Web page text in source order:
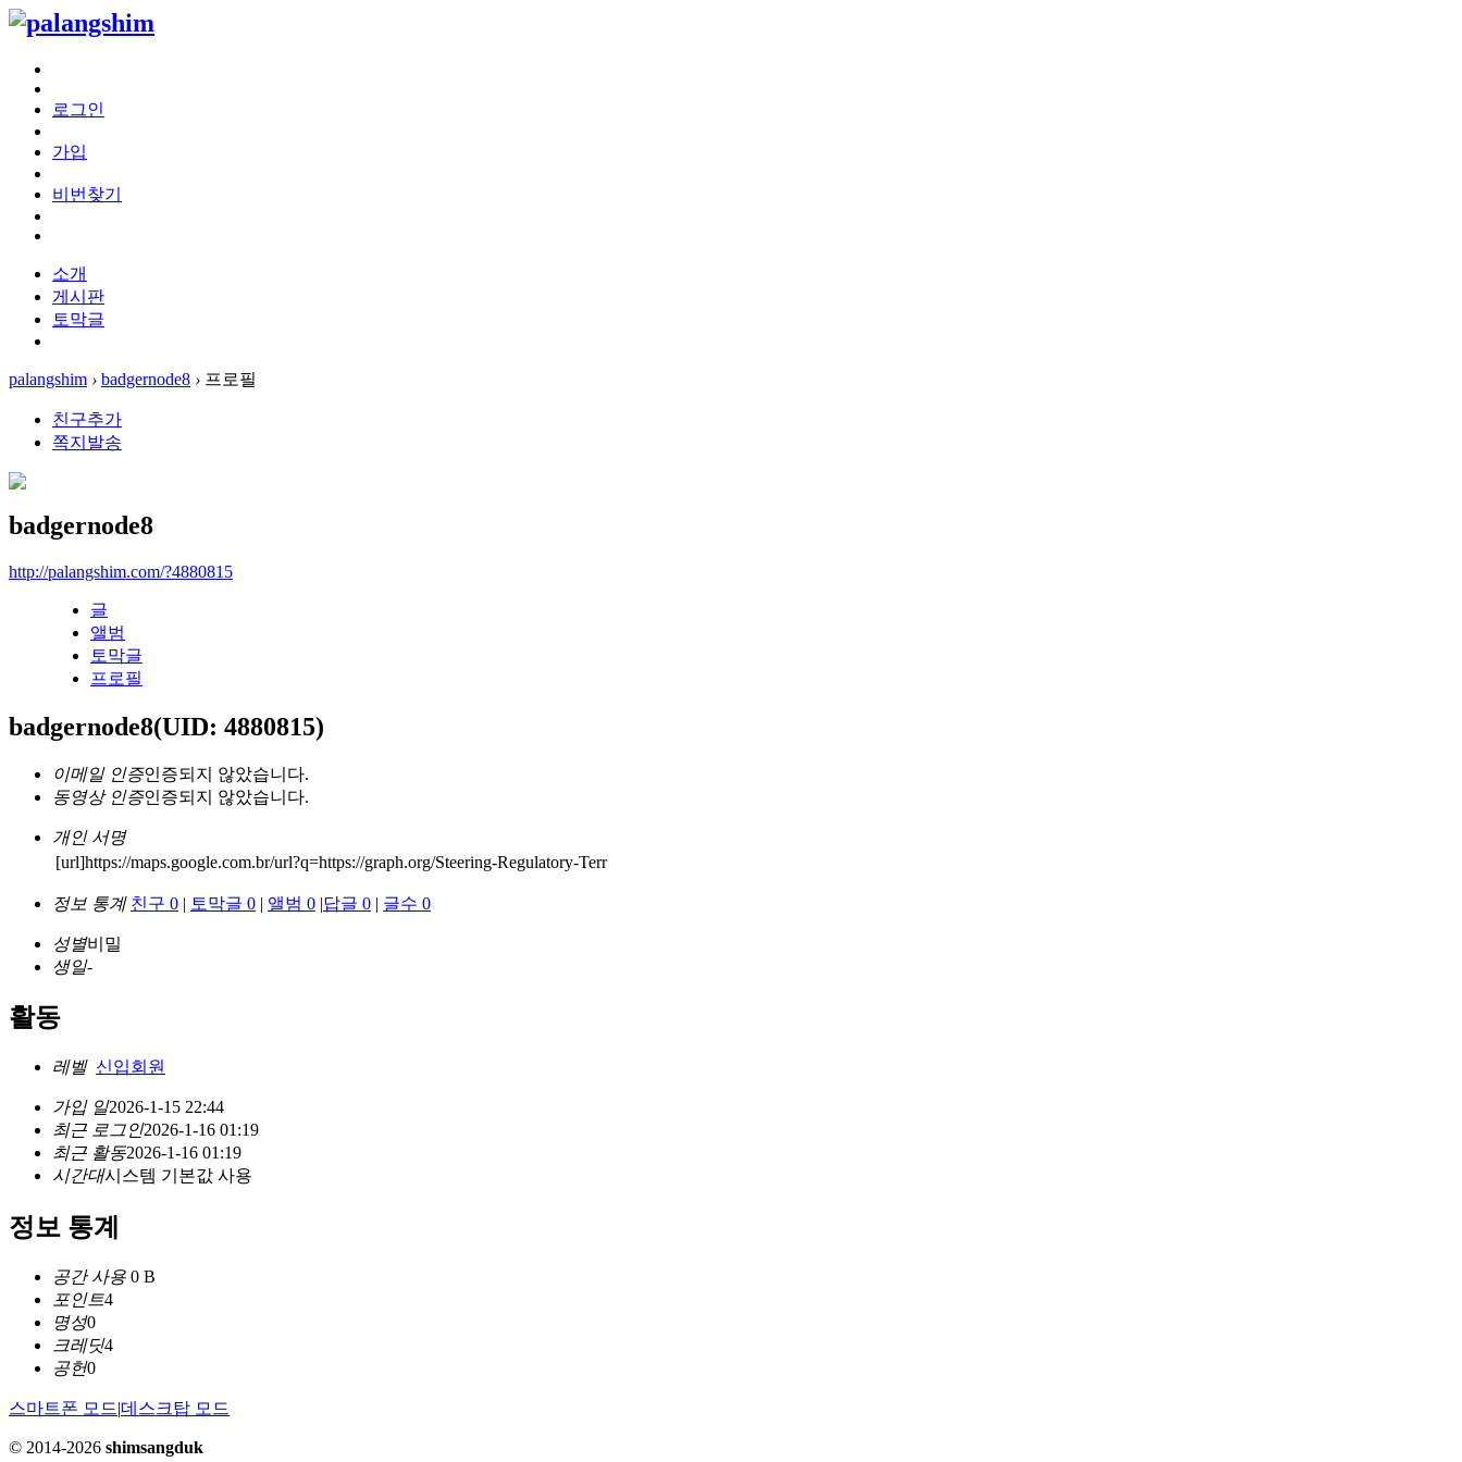
로그인
가입
비번찾기
소개
게시판
토막글
palangshim › badgernode8 › 프로필
친구추가
쪽지발송
badgernode8
http://palangshim.com/?4880815
글
앨범
토막글
프로필
badgernode8(UID: 4880815)
이메일 인증인증되지 않았습니다.
동영상 인증인증되지 않았습니다.
개인 서명
[url]https://maps.google.com.br/url?q=https://graph.org/Steering-Regulatory-Terr
정보 통계 친구 0 | 토막글 0 | 앨범 0 |답글 0 | 글수 0
성별비밀
생일-
활동
레벨 신입회원
가입 일2026-1-15 22:44
최근 로그인2026-1-16 01:19
최근 활동2026-1-16 01:19
시간대시스템 기본값 사용
정보 통계
공간 사용 0 B
포인트4
명성0
크레딧4
공헌0
스마트폰 모드|데스크탑 모드
© 2014-2026 shimsangduk